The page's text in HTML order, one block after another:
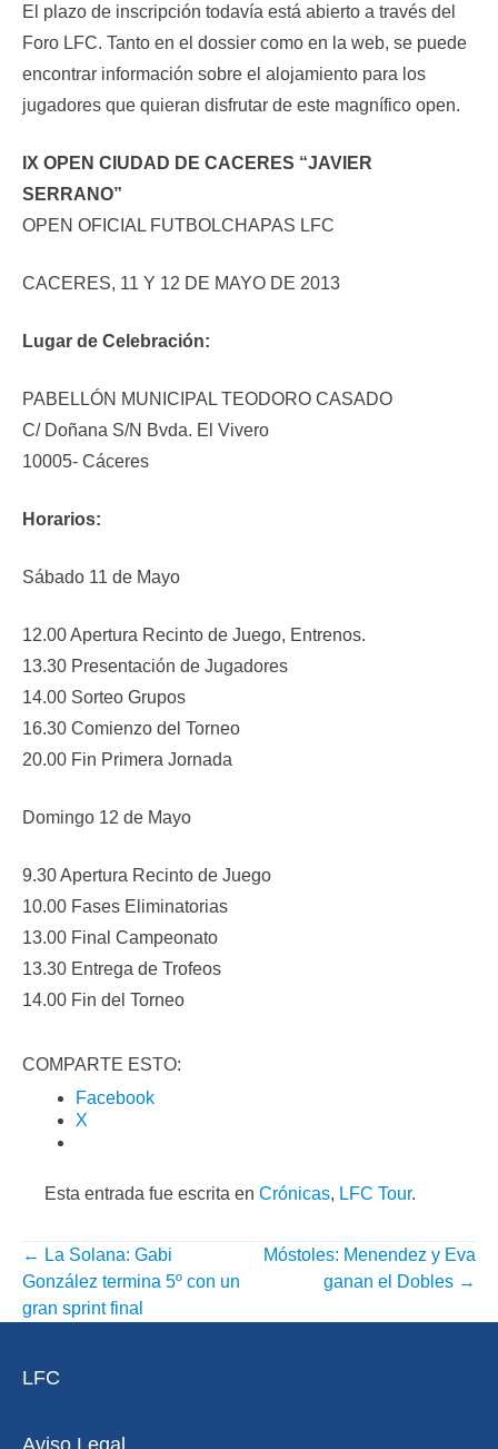
El plazo de inscripción todavía está abierto a través del
Foro LFC. Tanto en el dossier como en la web, se puede
encontrar información sobre el alojamiento para los
jugadores que quieran disfrutar de este magnífico open.
IX OPEN CIUDAD DE CACERES “JAVIER
SERRANO”
OPEN OFICIAL FUTBOLCHAPAS LFC
CACERES, 11 Y 12 DE MAYO DE 2013
Lugar de Celebración:
PABELLÓN MUNICIPAL TEODORO CASADO
C/ Doñana S/N Bvda. El Vivero
10005- Cáceres
Horarios:
Sábado 11 de Mayo
12.00 Apertura Recinto de Juego, Entrenos.
13.30 Presentación de Jugadores
14.00 Sorteo Grupos
16.30 Comienzo del Torneo
20.00 Fin Primera Jornada
Domingo 12 de Mayo
9.30 Apertura Recinto de Juego
10.00 Fases Eliminatorias
13.00 Final Campeonato
13.30 Entrega de Trofeos
14.00 Fin del Torneo
COMPARTE ESTO:
Facebook
X
Esta entrada fue escrita en Crónicas, LFC Tour.
NAVEGACIÓN
POR
← La Solana: Gabi
González termina 5º con un
gran sprint final
Móstoles: Menendez y Eva
ganan el Dobles →
LFC
Aviso Legal